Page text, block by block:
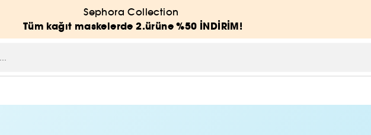
Sephora Collection
Tüm kağıt maskelerde 2.ürüne %50 İNDİRİM!